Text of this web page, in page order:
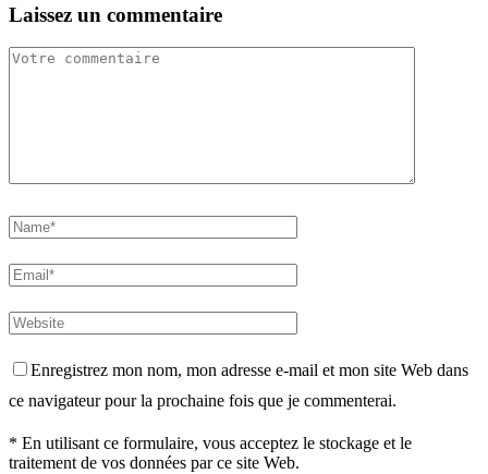
Laissez un commentaire
Enregistrez mon nom, mon adresse e-mail et mon site Web dans
ce navigateur pour la prochaine fois que je commenterai.
* En utilisant ce formulaire, vous acceptez le stockage et le
traitement de vos données par ce site Web.